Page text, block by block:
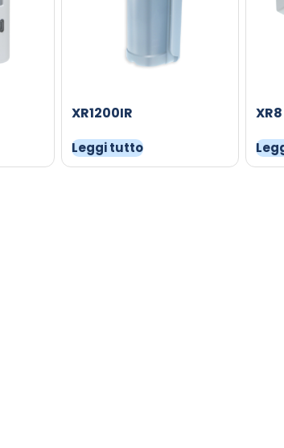
XR1200IR
Leggi tutto
XR8